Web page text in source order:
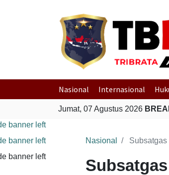
Nasional Internasional
Jumat, 07 Agustus 2026
Nasional